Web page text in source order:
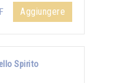
Aggiungere
Spirito